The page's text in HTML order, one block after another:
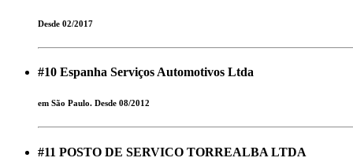
Desde 02/2017
#10 Espanha Serviços Automotivos Ltda
em São Paulo. Desde 08/2012
#11 POSTO DE SERVICO TORREALBA LTDA